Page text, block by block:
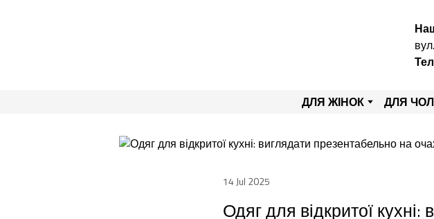
ДЛЯ ЖІНОК ДЛЯ
14 Jul 2025
Одяг для відкритої